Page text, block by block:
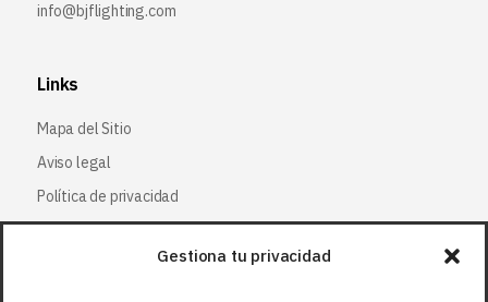
Gestiona tu privacidad
info@bjflighting.com
Links
Mapa del Sitio
Aviso legal
Política de privacidad
Política de cookies